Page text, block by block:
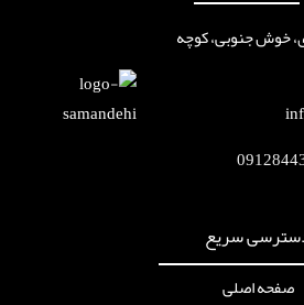
سریع
صفحه اصلی
خوش جنوبی، کوچه